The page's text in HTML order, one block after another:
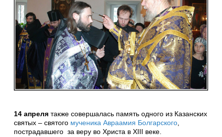
14 апреля также совершалась память одного из Казанских
святых – святого мученика Авраамия Болгарского
пострадавшего за веру во Христа в XIII веке.